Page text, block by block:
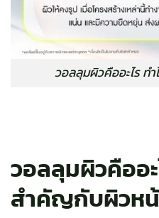
วอลลุมผิวคืออะไร
วอลลุมผิวคืออ
สำคัญกับผิวห